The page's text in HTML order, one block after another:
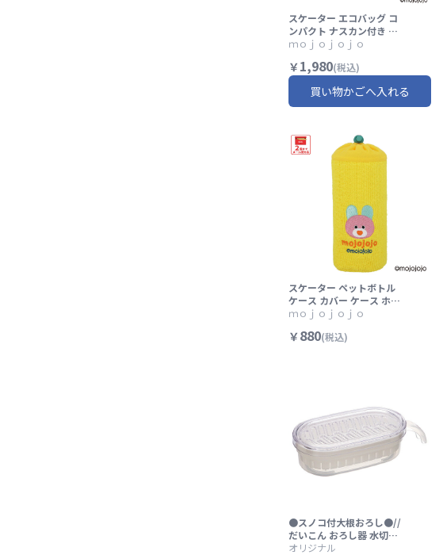
スケーター エコバッグ コ
ンパクト ナスカン付き 折
り畳み 便利 買い物 バッグ
ojojojo モジョジョジョ
グッズ ブルー 青 あお【か
ばん カバン 可愛い おしゃ
れ キャラクター】
ｍｏｊｏｊｏｊｏ
￥ 1,980(税込)
買い物かごへ入れる
スケーター ペットボトル
ケース カバー ケース ホル
ダー ペットボトル 持ち運
ojojojo モジョジョジョ
ｍｏｊｏｊｏｊｏ
￥ 880(税込)
●スノコ付大根おろし●//
だいこん おろし器 水切り
キッチン用品 台所用品 便
オリジナル